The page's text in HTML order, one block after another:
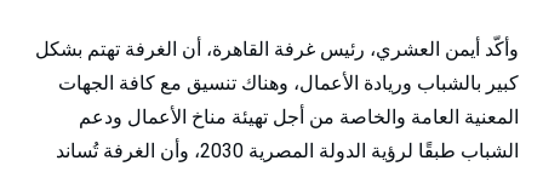
وأكّد أيمن العشري، رئيس غرفة القاهرة، أن الغرفة تهتم بشكل
كبير بالشباب وريادة الأعمال، وهناك تنسيق مع كافة الجهات
المعنية العامة والخاصة من أجل تهيئة مناخ الأعمال ودعم
الشباب طبقًا لرؤية الدولة المصرية 2030، وأن الغرفة تُساند